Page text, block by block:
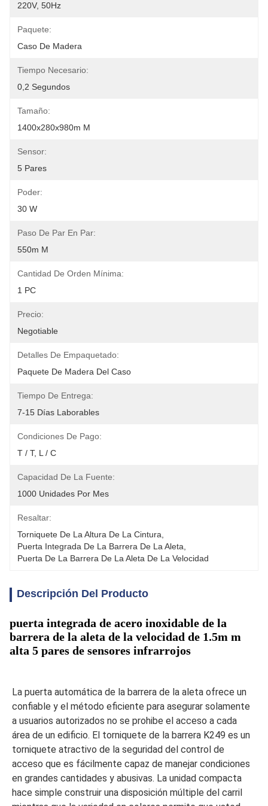
220V, 50Hz
Paquete:
Caso De Madera
Tiempo Necesario:
0,2 Segundos
Tamaño:
1400x280x980m M
Sensor:
5 Pares
Poder:
30 W
Paso De Par En Par:
550m M
Cantidad De Orden Mínima:
1 PC
Precio:
Negotiable
Detalles De Empaquetado:
Paquete De Madera Del Caso
Tiempo De Entrega:
7-15 Días Laborables
Condiciones De Pago:
T / T, L / C
Capacidad De La Fuente:
1000 Unidades Por Mes
Resaltar:
Torniquete De La Altura De La Cintura
Puerta Integrada De La Barrera De La Aleta
Puerta De La Barrera De La Aleta De La Velocidad
Descripción Del Producto
puerta integrada de acero inoxidable de la
barrera de la aleta de la velocidad de 1.5m m
alta 5 pares de sensores infrarrojos
La puerta automática de la barrera de la aleta ofrece un
confiable y el método eficiente para asegurar solamente
a usuarios autorizados no se prohibe el acceso a cada
área de un edificio. El torniquete de la barrera K249 es un
torniquete atractivo de la seguridad del control de
acceso que es fácilmente capaz de manejar condiciones
en grandes cantidades y abusivas. La unidad compacta
hace simple construir una disposición múltiple del carril